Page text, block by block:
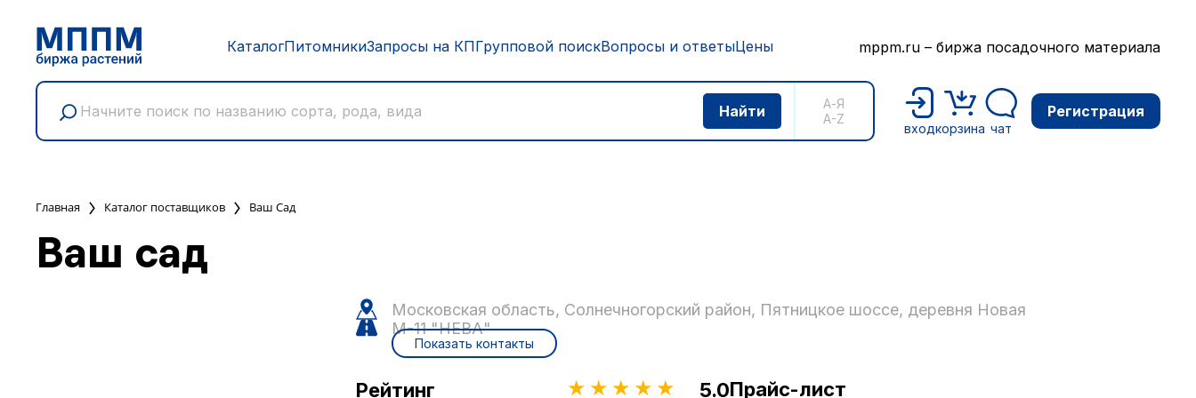
КаталогПитомникиЗапросы на КПГрупповой поискВопросы и ответыЦены mppm.ru – биржа посадочного материала
А-Я
A-Z
входкорзина чат
Регистрация
Главная Каталог поставщиков Ваш Сад
Ваш сад
Московская область, Солнечногорский район, Пятницкое шоссе, деревня Новая
М-11 "НЕВА"
Показать контакты
Рейтинг 5.0Прайс-лист